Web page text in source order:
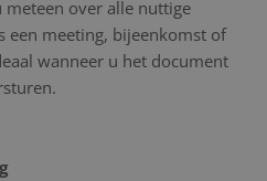
meteen over alle nuttige
een meeting, bijeenkomst of
wanneer u het document